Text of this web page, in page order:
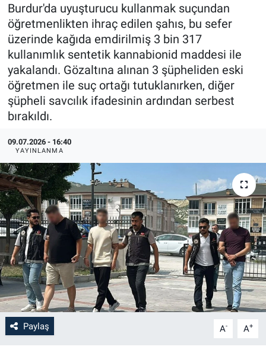
Burdur'da uyuşturucu kullanmak suçundan
öğretmenlikten ihraç edilen şahıs, bu sefer
üzerinde kağıda emdirilmiş 3 bin 317
kullanımlık sentetik kannabionid maddesi ile
yakalandı. Gözaltına alınan 3 şüpheliden eski
öğretmen ile suç ortağı tutuklanırken, diğer
şüpheli savcılık ifadesinin ardından serbest
bırakıldı.
09.07.2026 - 16:40
YAYINLANMA
Paylaş A- A+